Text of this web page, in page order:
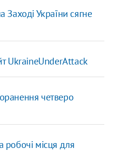
Заході України сягне
UkraineUnderAttack
четверо
місця для